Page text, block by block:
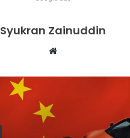
Syukran Zainuddin